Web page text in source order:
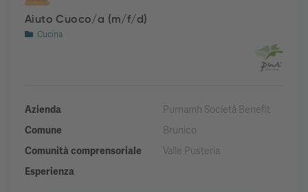
Aiuto Cuoco/a (m/f/d)
Cucina
Azienda
Purnamh Società Benefit
Comune
Brunico
Comunità comprensoriale
Valle Pusteria
Esperienza